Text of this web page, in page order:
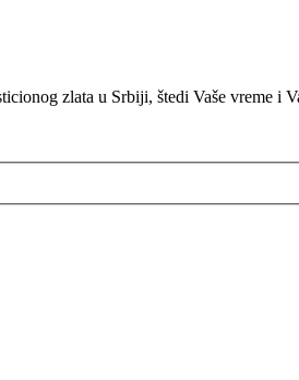
zlata u Srbiji, štedi Vaše vreme i